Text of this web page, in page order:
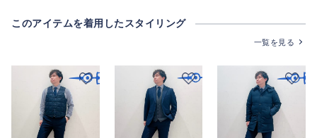
このアイテムを着用したスタイリング
一覧を見る